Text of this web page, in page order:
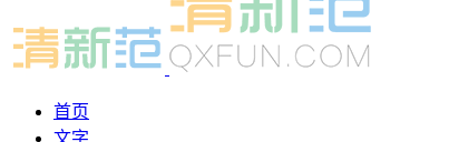
首页
文字